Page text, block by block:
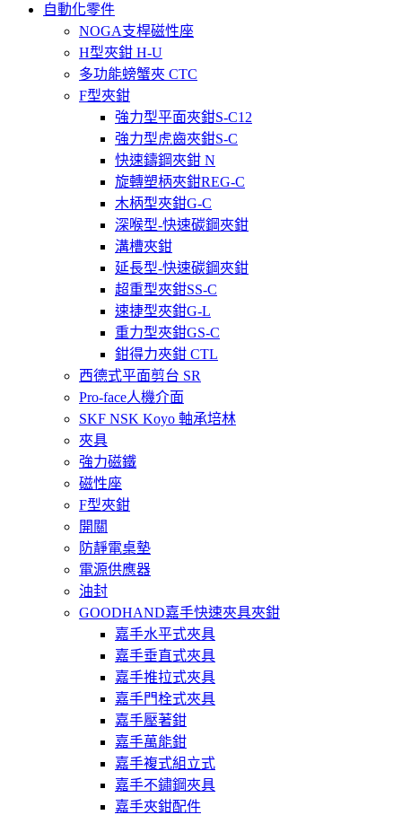
自動化零件
NOGA支桿磁性座
H型夾鉗 H-U
多功能螃蟹夾 CTC
F型夾鉗
強力型平面夾鉗S-C12
強力型虎齒夾鉗S-C
快速鑄鋼夾鉗 N
旋轉塑柄夾鉗REG-C
木柄型夾鉗G-C
深喉型-快速碳鋼夾鉗
溝槽夾鉗
延長型-快速碳鋼夾鉗
超重型夾鉗SS-C
速捷型夾鉗G-L
重力型夾鉗GS-C
鉗得力夾鉗 CTL
西德式平面剪台 SR
Pro-face人機介面
SKF NSK Koyo 軸承培林
夾具
強力磁鐵
磁性座
F型夾鉗
開關
防靜電桌墊
電源供應器
油封
GOODHAND嘉手快速夾具夾鉗
嘉手水平式夾具
嘉手垂直式夾具
嘉手推拉式夾具
嘉手門栓式夾具
嘉手壓著鉗
嘉手萬能鉗
嘉手複式組立式
嘉手不鏽鋼夾具
嘉手夾鉗配件